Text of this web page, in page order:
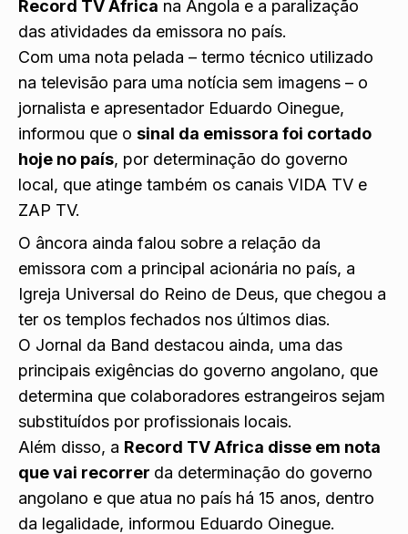
Record TV Africa na Angola e a paralização
das atividades da emissora no país.
Com uma nota pelada – termo técnico utilizado
na televisão para uma notícia sem imagens – o
jornalista e apresentador Eduardo Oinegue,
informou que o sinal da emissora foi cortado
hoje no país, por determinação do governo
local, que atinge também os canais VIDA TV e
ZAP TV.
O âncora ainda falou sobre a relação da
emissora com a principal acionária no país, a
Igreja Universal do Reino de Deus, que chegou a
ter os templos fechados nos últimos dias.
O Jornal da Band destacou ainda, uma das
principais exigências do governo angolano, que
determina que colaboradores estrangeiros sejam
substituídos por profissionais locais.
Além disso, a Record TV Africa disse em nota
que vai recorrer da determinação do governo
angolano e que atua no país há 15 anos, dentro
da legalidade, informou Eduardo Oinegue.